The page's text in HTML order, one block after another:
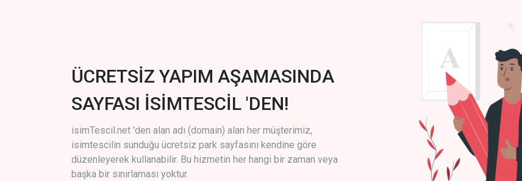
ÜCRETSİZ YAPIM AŞAMASINDA
SAYFASI İSİMTESCİL 'DEN!
isimTescil.net 'den alan adı (domain) alan her müşterimiz,
isimtescilin sunduğu ücretsiz park sayfasını kendine göre
düzenleyerek kullanabilir. Bu hizmetin her hangi bir zaman veya
başka bir sınırlaması yoktur.